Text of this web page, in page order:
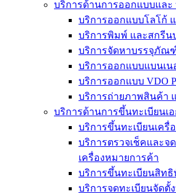
บริการด้านการออกแบบแล
บริการออกแบบโลโก้
บริการพิมพ์ และสกรี
บริการจัดหาบรรจุภัณ
บริการออกแบบแบนเ
บริการออกแบบ VDO
บริการถ่ายภาพสินค้า
บริการด้านการขึ้นทะเบียนเ
บริการขึ้นทะเบียนเครื่
บริการตรวจเช็คและจ
เครื่องหมายการค้า
บริการขึ้นทะเบียนสิทธิ
บริการจดทะเบียนจัดตั้